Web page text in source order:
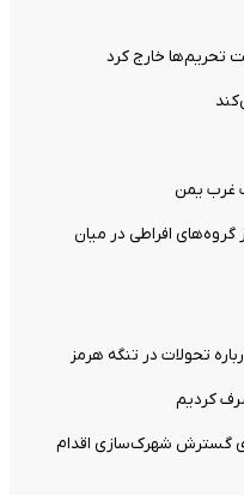
غرب یمن
گروه‌های افراطی در میان
تحولات در تنگه هرمز
کردیم
گسترش شهرک‌سازی اقدام